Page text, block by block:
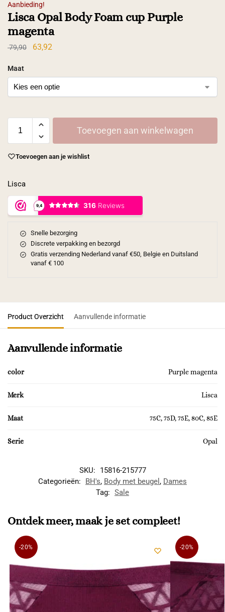
Aanbieding!
Lisca Opal Body Foam cup Purple
magenta
79,90 63,92
Maat
Toevoegen aan winkelwagen
Toevoegen aan je wishlist
Lisca
Snelle bezorging
Discrete verpakking en bezorgd
Gratis verzending Nederland vanaf €50, Belgie en Duitsland
vanaf € 100
Product Overzicht Aanvullende informatie
Aanvullende informatie
color Purple magenta
Merk Lisca
Maat 75C, 75D, 75E, 80C, 85E
Serie Opal
SKU:
15816-215777
Categorieën:
BH's, Body met beugel , Dames
Tag: Sale
Ontdek meer, maak je set compleet!
-20% -20%